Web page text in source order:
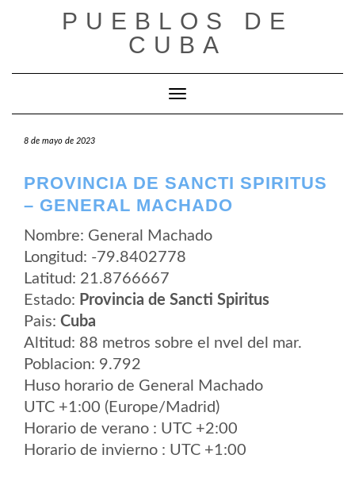
PUEBLOS DE
CUBA
Cambiar modo de navegación
8 de mayo de 2023
PROVINCIA DE SANCTI SPIRITUS
– GENERAL MACHADO
Nombre: General Machado
Longitud: -79.8402778
Latitud: 21.8766667
Estado: Provincia de Sancti Spiritus
Pais: Cuba
Altitud: 88 metros sobre el nvel del mar.
Poblacion: 9.792
Huso horario de General Machado
UTC +1:00 (Europe/Madrid)
Horario de verano : UTC +2:00
Horario de invierno : UTC +1:00